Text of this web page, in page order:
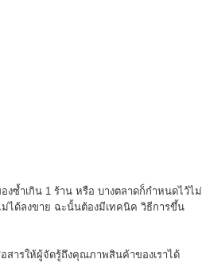
ซ้ำเกิน 1 ร้าน หรือ บางตลาดก็กำหนดไว้ไม่
ม่ได้ลงขาย ฉะนั้นต้องมีเทคนิค วิธีการขึ้น
ารให้ผู้จัดรู้ถึงคุณภาพสินค้าของเราได้